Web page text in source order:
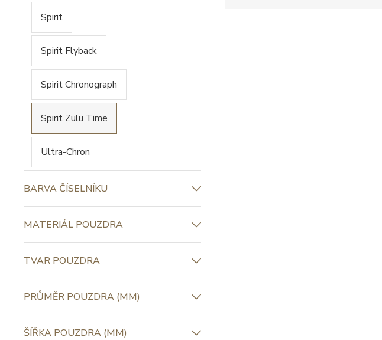
Spirit
Spirit Flyback
Spirit Chronograph
Spirit Zulu Time
Ultra-Chron
BARVA ČÍSELNÍKU
MATERIÁL POUZDRA
TVAR POUZDRA
PRŮMĚR POUZDRA (MM)
ŠÍŘKA POUZDRA (MM)